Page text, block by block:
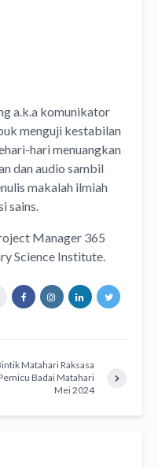
a.k.a komunikator
menguji kestabilan
hari menuangkan
danaudio sambil
makalah ilmiah
sains.
Manager 365
Science Institute.
Matahari Raksasa
Badai Matahari
Mei 2024